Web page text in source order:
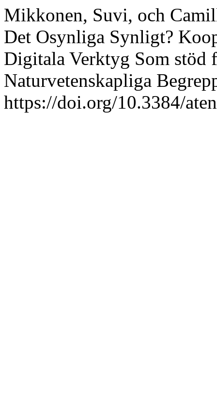
Mikkonen, Suvi, och
Det Osynliga Synligt?
Digitala Verktyg Som stöd
Naturvetenskapliga
https://doi.org/10.3384/